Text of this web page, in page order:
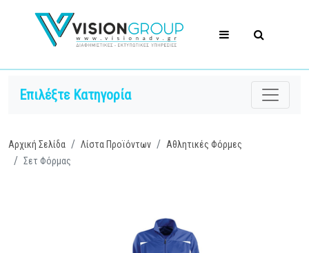
Επιλέξτε Κατηγορία
Αρχική Σελίδα Λίστα Προϊόντων
Αθλητικές Φόρμες
Σετ Φόρμας